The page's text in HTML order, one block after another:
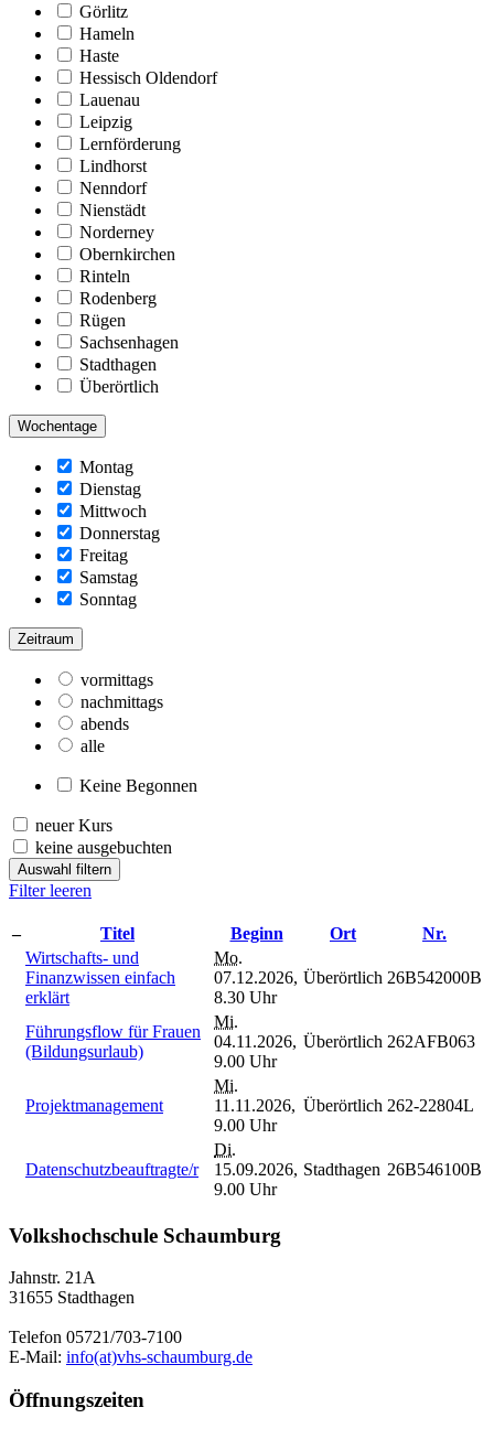
Görlitz
Hameln
Haste
Hessisch Oldendorf
Lauenau
Leipzig
Lernförderung
Lindhorst
Nenndorf
Nienstädt
Norderney
Obernkirchen
Rinteln
Rodenberg
Rügen
Sachsenhagen
Stadthagen
Überörtlich
Wochentage
Montag
Dienstag
Mittwoch
Donnerstag
Freitag
Samstag
Sonntag
Zeitraum
vormittags
nachmittags
abends
alle
Keine Begonnen
neuer Kurs
keine ausgebuchten
Auswahl filtern
Filter leeren
– Titel Beginn Ort
Nr.
Wirtschafts- und
Finanzwissen einfach
erklärt
Mo.
07.12.2026,
8.30 Uhr
Überörtlich 26B542000B
Führungsflow für Frauen
(Bildungsurlaub)
Mi.
04.11.2026,
9.00 Uhr
Überörtlich 262AFB063
Projektmanagement
Mi.
11.11.2026,
9.00 Uhr
Überörtlich 262-22804L
Datenschutzbeauftragte/r
Di.
15.09.2026,
9.00 Uhr
Stadthagen 26B546100B
Volkshochschule Schaumburg
Jahnstr. 21A
31655 Stadthagen
Telefon 05721/703-7100
E-Mail: info(at)vhs-schaumburg.de
Öffnungszeiten